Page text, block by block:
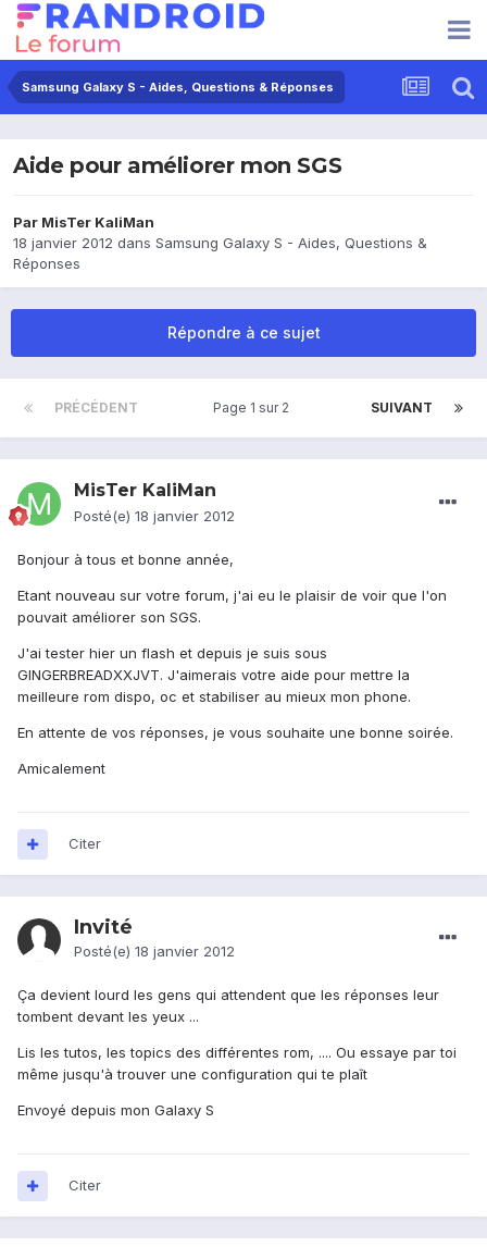
Samsung Galaxy S - Aides, Questions & Réponses
Aide pour améliorer mon SGS
Par MisTer KaliMan
18 janvier 2012 dans Samsung Galaxy S - Aides, Questions &
Réponses
Répondre à ce sujet
PRÉCÉDENT SUIVANT
Page 1 sur 2
MisTer KaliMan
Posté(e) 18 janvier 2012
Bonjour à tous et bonne année,
Etant nouveau sur votre forum, j'ai eu le plaisir de voir que l'on
pouvait améliorer son SGS.
J'ai tester hier un flash et depuis je suis sous
GINGERBREADXXJVT. J'aimerais votre aide pour mettre la
meilleure rom dispo, oc et stabiliser au mieux mon phone.
En attente de vos réponses, je vous souhaite une bonne soirée.
Amicalement
Citer
Invité
Posté(e) 18 janvier 2012
Ça devient lourd les gens qui attendent que les réponses leur
tombent devant les yeux ...
Lis les tutos, les topics des différentes rom, .... Ou essaye par toi
même jusqu'à trouver une configuration qui te plaît
Envoyé depuis mon Galaxy S
Citer